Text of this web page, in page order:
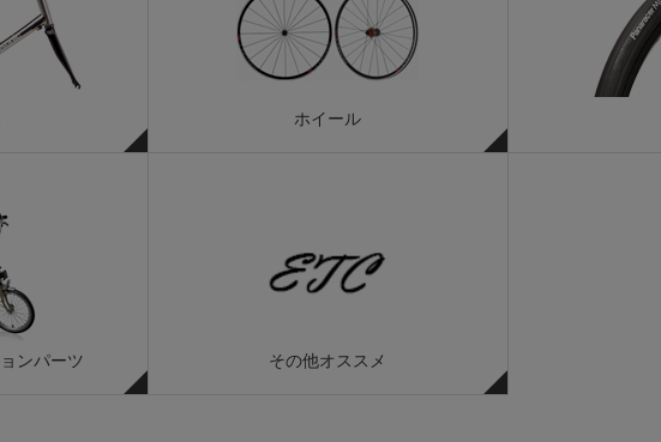
ホイール
ンパーツ その他オススメ